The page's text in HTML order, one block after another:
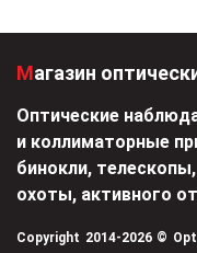
Магазин
Оптические
и коллиматорные
бинокли,
охоты, активного
Copyright 2014-2026 ©